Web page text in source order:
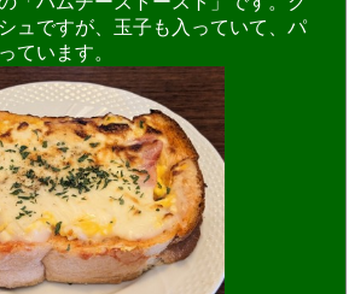
ュですが、玉子も入っていて、パ
ています。